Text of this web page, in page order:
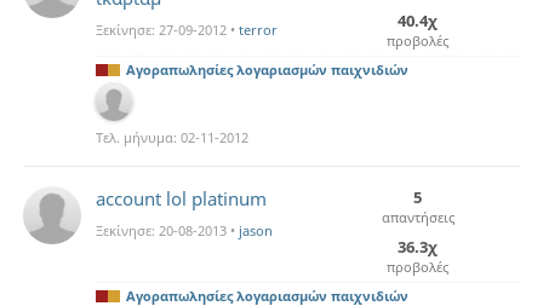
Ξεκίνησε: 27-09-2012 • terror 40.4χ
προβολές
Αγοραπωλησίες λογαριασμών παιχνιδιών
Τελ. μήνυμα: 02-11-2012
account lol platinum
Ξεκίνησε: 20-08-2013 • jason
5
απαντήσεις
36.3χ
προβολές
Αγοραπωλησίες λογαριασμών παιχνιδιών